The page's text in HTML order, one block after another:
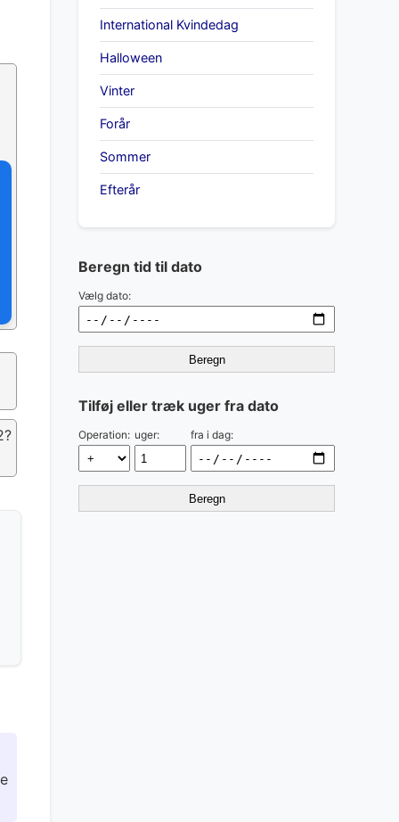
International Kvindedag
Halloween
Vinter
Forår
Sommer
Efterår
Beregn tid til dato
Vælg dato:
Beregn
Tilføj eller træk uger fra dato
Operation: uger: fra i dag:
Beregn